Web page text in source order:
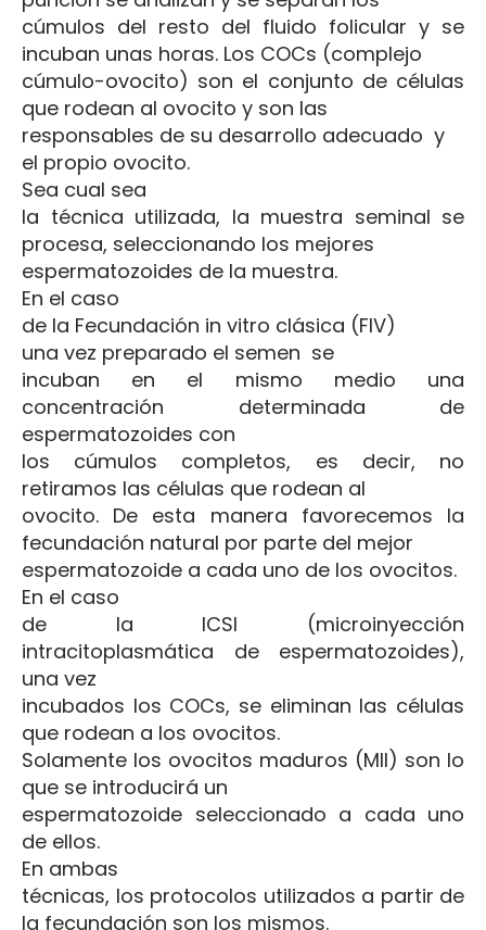
cúmulos del resto del fluido folicular y se
incuban unas horas. Los COCs (complejo
cúmulo-ovocito) son el conjunto de células
que rodean al ovocito y son las
responsables de su desarrollo adecuado y
el propio ovocito.
Sea cual sea
la técnica utilizada, la muestra seminal se
procesa, seleccionando los mejores
espermatozoides de la muestra.
En el caso
de la Fecundación in vitro clásica (FIV)
una vez preparado el semen se
incuban en el mismo medio una
concentración determinada de
espermatozoides con
los cúmulos completos, es decir, no
retiramos las células que rodean al
ovocito. De esta manera favorecemos la
fecundación natural por parte del mejor
espermatozoide a cada uno de los ovocitos.
En el caso
de la ICSI (microinyección
intracitoplasmática de espermatozoides),
una vez
incubados los COCs, se eliminan las células
que rodean a los ovocitos.
Solamente los ovocitos maduros (MII) son lo
que se introducirá un
espermatozoide seleccionado a cada uno
de ellos.
En ambas
técnicas, los protocolos utilizados a partir de
la fecundación son los mismos.